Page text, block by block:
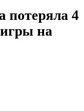
потеряла 4
на